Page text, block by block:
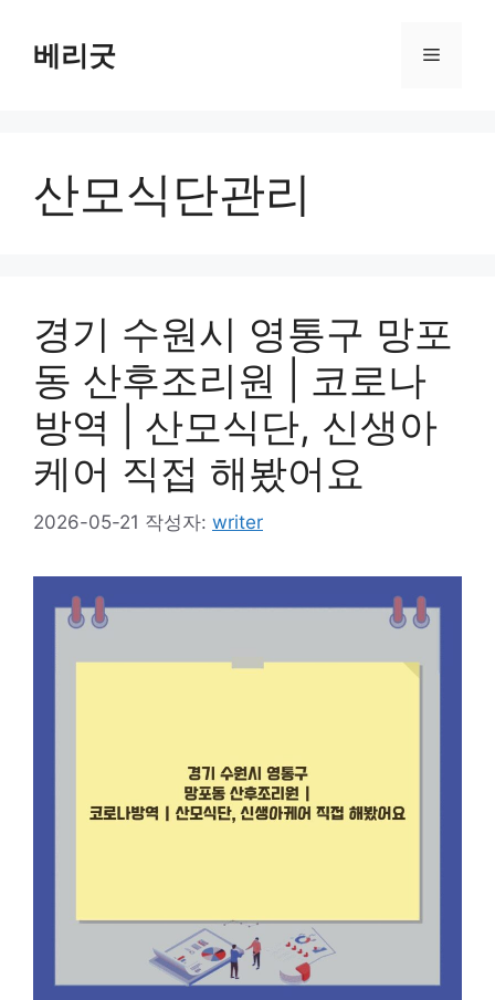
베리굿 메
산모식단관리
경기 수원시 영통구 망포
동 산후조리원 | 코로나
방역 | 산모식단, 신생아
케어 직접 해봤어요
2026-05-21 작성자: writer